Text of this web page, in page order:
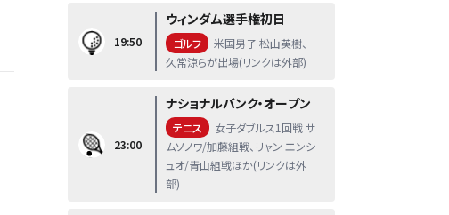
19:50
ウィンダム選手権初日
ゴルフ
米国男子 松山英樹、
久常涼らが出場(リンクは外部)
23:00
ナショナルバンク・オープン
テニス
女子ダブルス1回戦 サ
ムソノワ/加藤組戦、リャン エンシ
ュオ/青山組戦ほか(リンクは外
部)